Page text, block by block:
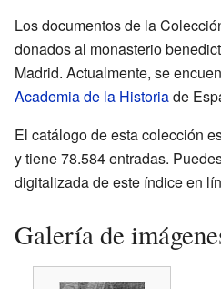
Los documentos de la
donados al monasterio
Madrid. Actualmente, se
Academia de la Historiade
El catálogo de esta colección
y tiene 78.584 entradas.
digitalizada de este índice en
Galería de